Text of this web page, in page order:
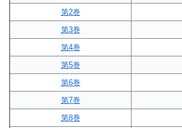
第2巻
第3巻
第4巻
第5巻
第6巻
第7巻
第8巻